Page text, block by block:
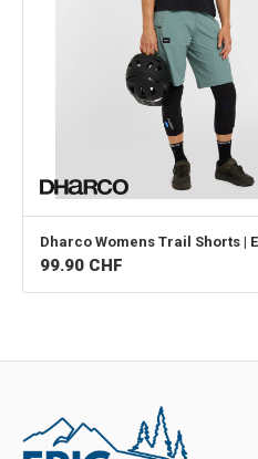
Dharco Womens Trail Shorts |
99.90 CHF